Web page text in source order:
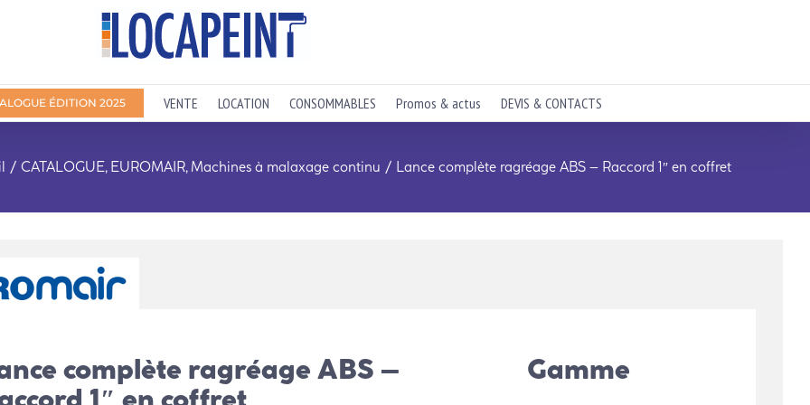
ÉDITION 2025 VENTE LOCATION CONSOMMABLES Promos & actus DEVIS & CONTACTS
CATALOGUE EUROMAIR Machines à malaxage continu Lance complète ragréage ABS – Raccord 1″ en coffret
complète ragréage ABS –
Gamme